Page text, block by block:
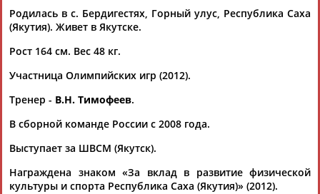
Флюра
АББАТЕ-
Татьяна
АББЯСОВА
Родилась в с. Бердигестях, Горный улус, Республика Саха
(Якутия). Живет в Якутске.
Рост 164 см. Вес 48 кг.
Участница Олимпийских игр (2012).
Тренер - В.Н. Тимофеев.
В сборной команде России с 2008 года.
Выступает за ШВСМ (Якутск).
Награждена знаком «За вклад в развитие физической
культуры и спорта Республика Саха (Якутия)» (2012).